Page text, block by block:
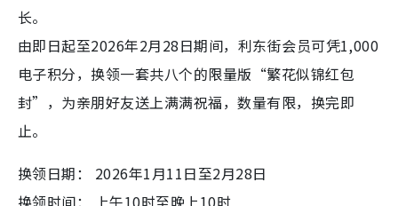
长。
由即日起至2026年2月28日期间，利东街会员可凭1,000
电子积分，换领一套共八个的限量版“繁花似锦红包
封”，为亲朋好友送上满满祝福，数量有限，换完即
止。
换领日期： 2026年1月11日至2月28日
换领时间： 上午10时至晚上10时